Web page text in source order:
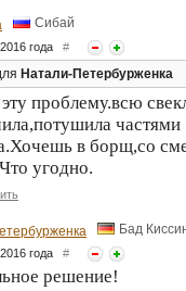
Сибай
года #
Натали-Петербурженка
проблему.всю
в борщ,со
угодно.
Бад
года #
решение!